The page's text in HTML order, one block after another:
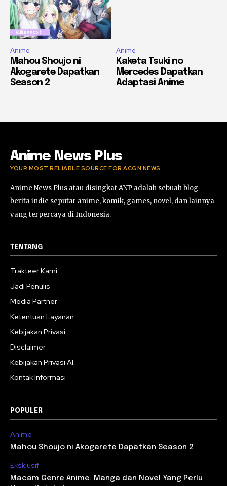
Anime
Mahou Shoujo ni
Akogarete Dapatkan
Season 2
Anime
Kaketa Tsuki no
Mercedes Dapatkan
Adaptasi Anime
Anime News Plus
YOUR MOST RELIABLE SOURCE FOR ACGN NEWS
Anime News Plus atau disingkat ANP adalah sebuah blog
berita indie seputar anime, komik, games, novel, dan lainnya
yang terpercaya di Indonesia.
TENTANG
Trakteer Kami
Jadi Penulis
Media Partner
Ketentuan Layanan
Kebijakan Privasi
Disclaimer
Kebijakan Privasi AI
Kontak Informasi
POPULER
Anime
Mahou Shoujo ni Akogarete Dapatkan Season 2
Eksklusif
Macam Genre Anime, Manga dan Novel Yang Perlu